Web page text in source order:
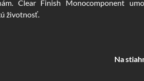
Clear Finish Monocomponent
životnosť.
Na